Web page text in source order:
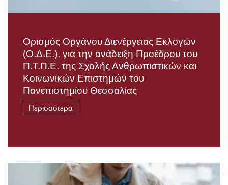
Ορισμός Οργάνου Διενέργειας Εκλογών
(Ο.Δ.Ε.), για την ανάδειξη Προέδρου του
Π.Τ.Π.Ε. της Σχολής Ανθρωπιστικών και
Κοινωνικών Επιστημών του
Πανεπιστημίου Θεσσαλίας
Περισσότερα